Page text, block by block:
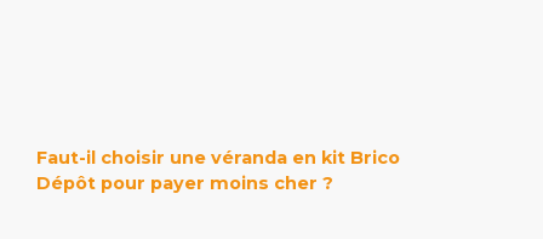
Faut-il choisir une véranda en kit Brico
Dépôt pour payer moins cher ?